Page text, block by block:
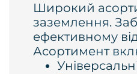
Широкий
заземлення.
ефективному
Асортимент